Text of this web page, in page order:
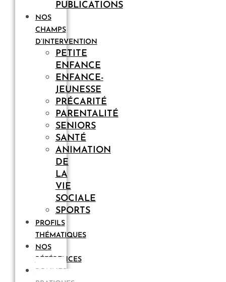
PUBLICATIONS
NOS
CHAMPS
D’INTERVENTION
PETITE
ENFANCE
ENFANCE-
JEUNESSE
PRÉCARITÉ
PARENTALITÉ
SENIORS
SANTÉ
ANIMATION
DE
LA
VIE
SOCIALE
SPORTS
PROFILS
THÉMATIQUES
NOS
RÉFÉRENCES